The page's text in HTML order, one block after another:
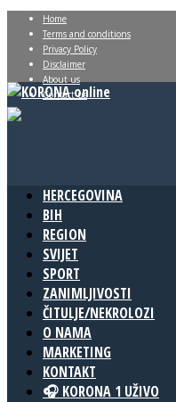
Home
Terms and conditions
Privacy Policy
Disclaimer
About us
Contact us
HERCEGOVINA
BIH
REGION
SVIJET
SPORT
ZANIMLJIVOSTI
ČITULJE/NEKROLOZI
O NAMA
MARKETING
KONTAKT
🎧 KORONA 1 UŽIVO